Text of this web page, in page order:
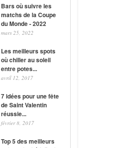
Bars où suivre les
matchs de la Coupe
du Monde - 2022
mars 25, 2022
Les meilleurs spots
où chiller au soleil
entre potes...
avril 12, 2017
7 idées pour une fête
de Saint Valentin
réussie...
février 8, 2017
Top 5 des meilleurs